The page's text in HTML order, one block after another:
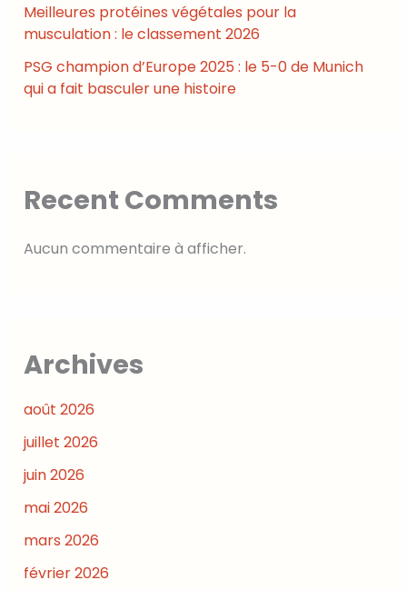
Meilleures protéines végétales pour la
musculation : le classement 2026
PSG champion d’Europe 2025 : le 5-0 de Munich
qui a fait basculer une histoire
Recent Comments
Aucun commentaire à afficher.
Archives
août 2026
juillet 2026
juin 2026
mai 2026
mars 2026
février 2026